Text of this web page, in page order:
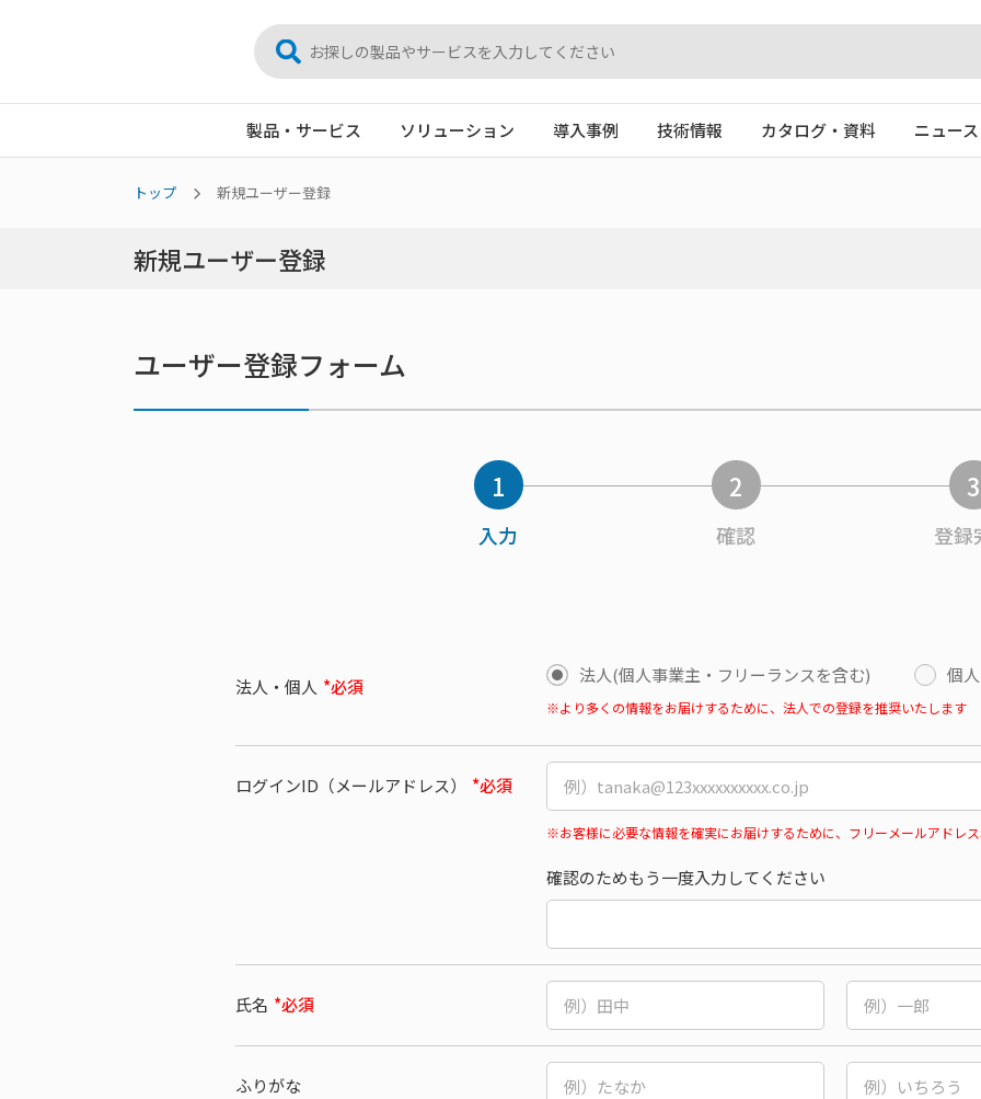
製品・サービス ソリューション 導入事例 技術情報 カタログ・資料 ニュース
トップ 新規ユーザー登録
新規ユーザー登録
ユーザー登録フォーム
1
入力
2
確認
3
登録
法人・個人 *必須
法人(個人事業主・フリーランスを含む) 個人
※より多くの情報をお届けするために、法人での登録を推奨いたします
ログインID（メールアドレス） *必須
※お客様に必要な情報を確実にお届けするために、フリーメールアドレス
確認のためもう一度入力してください
氏名 *必須
ふりがな